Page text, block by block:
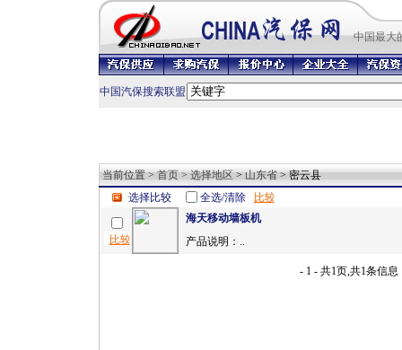
中国最大
中国汽保搜索联盟
当前位置 > 首页 > 选择地区 > 山东省 > 密云县
选择比较
全选/清除
海天移动墙板机
产品说明：..
- 1 - 共1页,共1条信息